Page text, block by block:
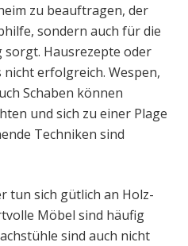
zu beauftragen, der
sondern auch für die
Hausrezepte oder
erfolgreich. Wespen,
Schaben können
und sich zu einer Plage
Techniken sind
tun sich gütlich an Holz-
Möbel sind häufig
sind auch nicht